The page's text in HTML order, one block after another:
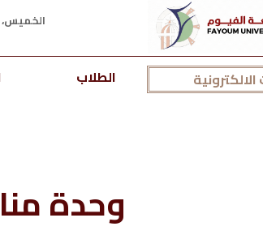
الخميس، ٦ أغسطس ٢٠٢٦ م
الطلاب
وحدة